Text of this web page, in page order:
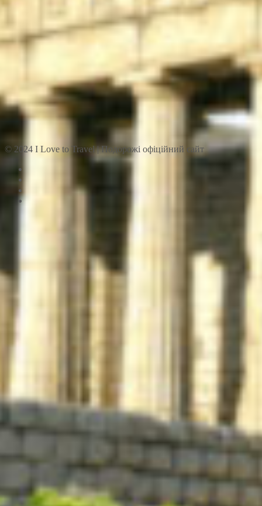
© 2024 I Love to Travel | Подорожі офіційний сайт